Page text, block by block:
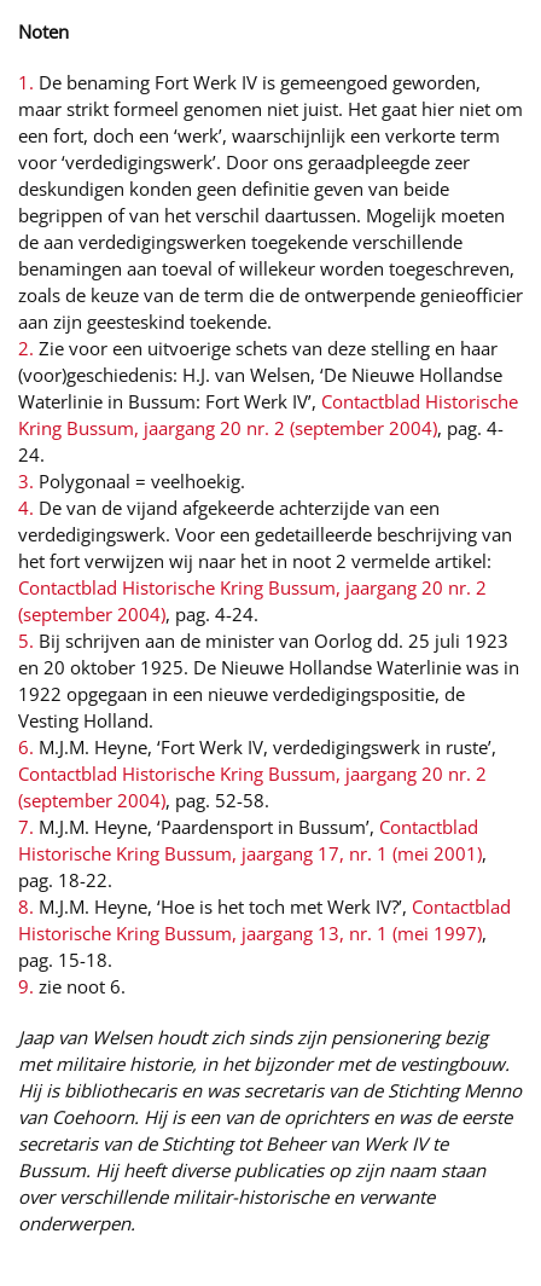
Noten
1. De benaming Fort Werk IV is gemeengoed geworden,
maar strikt formeel genomen niet juist. Het gaat hier niet om
een fort, doch een ‘werk’, waarschijnlijk een verkorte term
voor ‘verdedigingswerk’. Door ons geraadpleegde zeer
deskundigen konden geen definitie geven van beide
begrippen of van het verschil daartussen. Mogelijk moeten
de aan verdedigingswerken toegekende verschillende
benamingen aan toeval of willekeur worden toegeschreven,
zoals de keuze van de term die de ontwerpende genieofficier
aan zijn geesteskind toekende.
2. Zie voor een uitvoerige schets van deze stelling en haar
(voor)geschiedenis: H.J. van Welsen, ‘De Nieuwe Hollandse
Waterlinie in Bussum: Fort Werk IV’, Contactblad Historische
Kring Bussum, jaargang 20 nr. 2 (september 2004), pag. 4-
24.
3. Polygonaal = veelhoekig.
4. De van de vijand afgekeerde achterzijde van een
verdedigingswerk. Voor een gedetailleerde beschrijving van
het fort verwijzen wij naar het in noot 2 vermelde artikel:
Contactblad Historische Kring Bussum, jaargang 20 nr. 2
(september 2004), pag. 4-24.
5. Bij schrijven aan de minister van Oorlog dd. 25 juli 1923
en 20 oktober 1925. De Nieuwe Hollandse Waterlinie was in
1922 opgegaan in een nieuwe verdedigingspositie, de
Vesting Holland.
6. M.J.M. Heyne, ‘Fort Werk IV, verdedigingswerk in ruste’,
Contactblad Historische Kring Bussum, jaargang 20 nr. 2
(september 2004), pag. 52-58.
7. M.J.M. Heyne, ‘Paardensport in Bussum’, Contactblad
Historische Kring Bussum, jaargang 17, nr. 1 (mei 2001),
pag. 18-22.
8. M.J.M. Heyne, ‘Hoe is het toch met Werk IV?’, Contactblad
Historische Kring Bussum, jaargang 13, nr. 1 (mei 1997),
pag. 15-18.
9. zie noot 6.
Jaap van Welsen houdt zich sinds zijn pensionering bezig
met militaire historie, in het bijzonder met de vestingbouw.
Hij is bibliothecaris en was secretaris van de Stichting Menno
van Coehoorn. Hij is een van de oprichters en was de eerste
secretaris van de Stichting tot Beheer van Werk IV te
Bussum. Hij heeft diverse publicaties op zijn naam staan
over verschillende militair-historische en verwante
onderwerpen.